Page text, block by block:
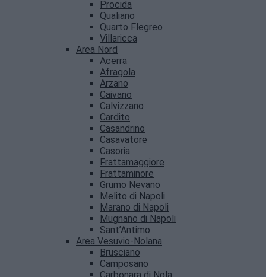
Procida
Qualiano
Quarto Flegreo
Villaricca
Area Nord
Acerra
Afragola
Arzano
Caivano
Calvizzano
Cardito
Casandrino
Casavatore
Casoria
Frattamaggiore
Frattaminore
Grumo Nevano
Melito di Napoli
Marano di Napoli
Mugnano di Napoli
Sant’Antimo
Area Vesuvio-Nolana
Brusciano
Camposano